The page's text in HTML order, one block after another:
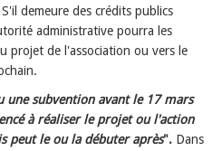
demeure des crédits publics
administrative pourra les
projet de l'association ou vers le
une subvention avant le 17 mars
à réaliser le projet ou l'action
peut le ou la débuter après". Dans